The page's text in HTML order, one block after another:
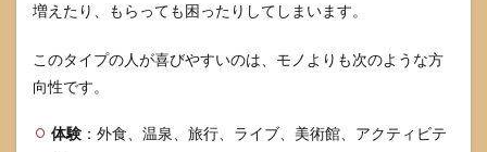
コツ
欲し
いも
スト
を普
増えたり、もらっても困ったりしてしまいます。
このタイプの人が喜びやすいのは、モノよりも次のような方
向性です。
体験 ：外食、温泉、旅行、ライブ、美術館、アクティビテ